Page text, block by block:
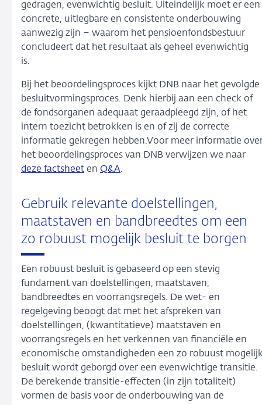
gedragen, evenwichtig besluit. Uiteindelijk moet er een
concrete, uitlegbare en consistente onderbouwing
aanwezig zijn – waarom het pensioenfondsbestuur
concludeert dat het resultaat als geheel evenwichtig
is.
Bij het beoordelingsproces kijkt DNB naar het gevolgde
besluitvormingsproces. Denk hierbij aan een check of
de fondsorganen adequaat geraadpleegd zijn, of het
intern toezicht betrokken is en of zij de correcte
informatie gekregen hebben.Voor meer informatie
het beoordelingsproces van DNB verwijzen we naar
deze factsheet en Q&A.
Gebruik relevante doelstellingen,
maatstaven en bandbreedtes om een
zo robuust mogelijk besluit te borgen
Een robuust besluit is gebaseerd op een stevig
fundament van doelstellingen, maatstaven,
bandbreedtes en voorrangsregels. De wet- en
regelgeving beoogt dat met het afspreken van
doelstellingen, (kwantitatieve) maatstaven en
voorrangsregels en het verkennen van financiële en
economische omstandigheden een zo robuust
besluit wordt geborgd over een evenwichtige transitie.
De berekende transitie-effecten (in zijn totaliteit)
vormen de basis voor de onderbouwing van de